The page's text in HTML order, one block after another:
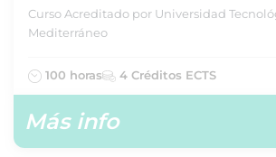
Curso Acreditado por Universidad
Mediterráneo
100 horas 4 Créditos ECTS
Más info